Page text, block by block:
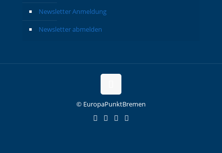
Newsletter Anmeldung
Newsletter abmelden
© EuropaPunktBremen